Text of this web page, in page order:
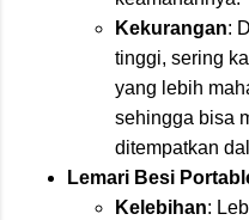
Kekurangan:
tinggi, sering
yang lebih
sehingga bisa
ditempatkan
Lemari Besi
Kelebihan: